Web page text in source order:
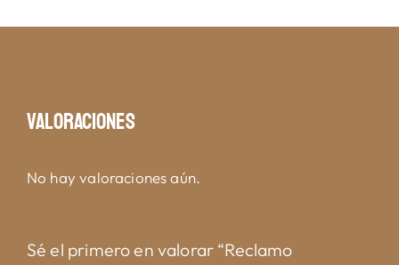
Valoraciones
No hay valoraciones aún.
Sé el primero en valorar “Reclamo